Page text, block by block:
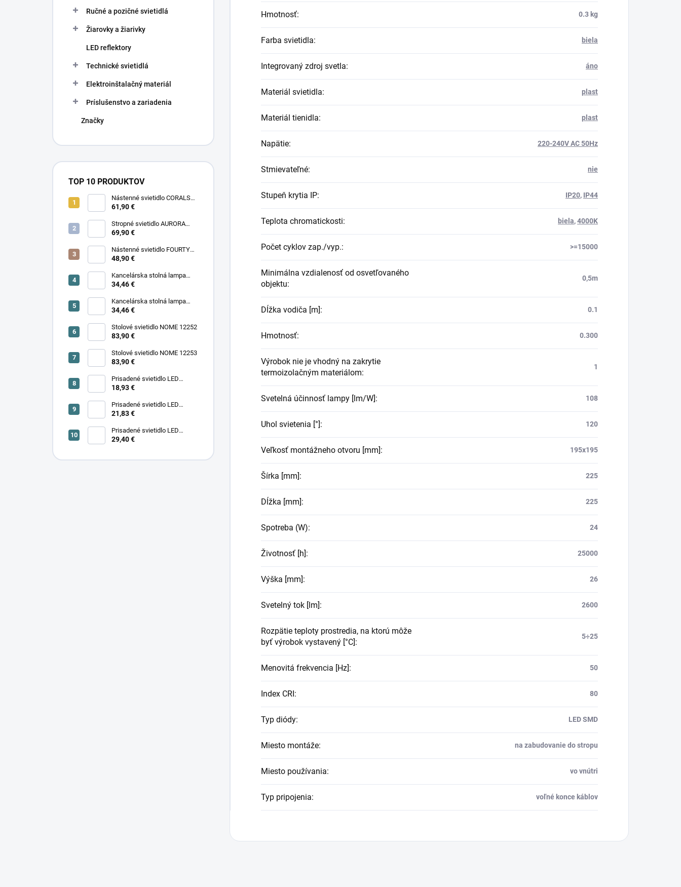
Ručné a pozičné svietidlá
Žiarovky a žiarivky
LED reflektory
Technické svietidlá
Elektroinštalačný materiál
Príslušenstvo a zariadenia
Značky
TOP 10 PRODUKTOV
Nástenné svietidlo CORALS
11977
61,90 €
Stropné svietidlo AURORA
11971
69,90 €
Nástenné svietidlo FOURTY
WALL S 10888
48,90 €
Kancelárska stolná lampa
PIXA KT-40-GR BL 90420
34,46 €
Kancelárska stolná lampa
PIXA KT-40-BE 90419
34,46 €
Stolové svietidlo NOME 12252
83,90 €
Stolové svietidlo NOME 12253
83,90 €
Prisadené svietidlo LED
18,93 €
Prisadené svietidlo LED
SONOR CCT UP 6W B 24365
21,83 €
Prisadené svietidlo LED
29,40 €
Hmotnosť: 0.3 kg
Farba svietidla: biela
Integrovaný zdroj svetla: áno
Materiál svietidla: plast
Materiál tienidla: plast
Napätie: 220-240V AC 50Hz
Stmievateľné: nie
Stupeň krytia IP: IP20, IP44
Teplota chromatickosti: biela,4000K
Počet cyklov zap./vyp.: >=15000
Minimálna vzdialenosť od osvetľovaného
objektu:
0,5m
Dĺžka vodiča [m]: 0.1
Hmotnosť: 0.300
Výrobok nie je vhodný na zakrytie
termoizolačným materiálom:
1
Svetelná účinnosť lampy [lm/W]: 108
Uhol svietenia [°]: 120
Veľkosť montážneho otvoru [mm]: 195x195
Šírka [mm]: 225
Dĺžka [mm]: 225
Spotreba (W): 24
Životnosť [h]: 25000
Výška [mm]: 26
Svetelný tok [lm]: 2600
Rozpätie teploty prostredia, na ktorú môže
byť výrobok vystavený [°C]:
5÷25
Menovitá frekvencia [Hz]: 50
Index CRI: 80
Typ diódy: LED SMD
Miesto montáže: na zabudovanie do stropu
Miesto používania: vo vnútri
Typ pripojenia: voľné konce káblov